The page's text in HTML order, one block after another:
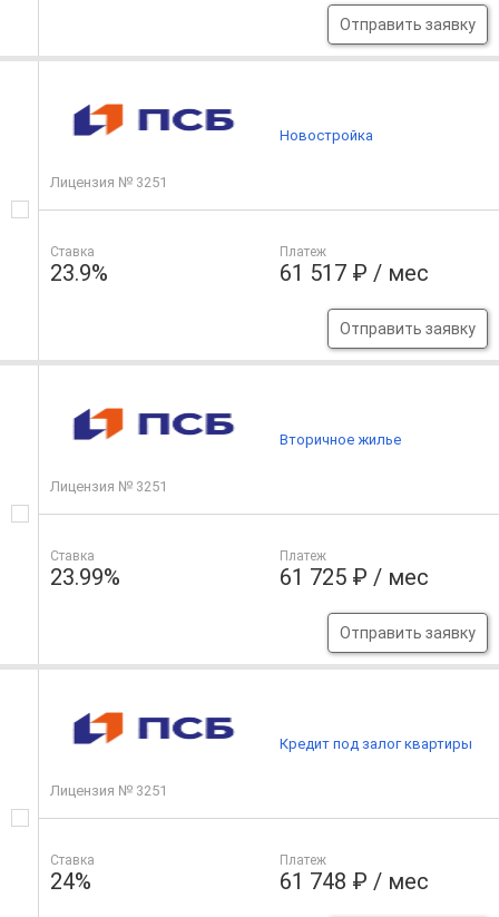
Отправить заявку
Лицензия № 3251
Ставка
23.9%
Платеж
61 517 ₽ / мес
Отправить заявку
Новостройка
Лицензия № 3251
Ставка
23.99%
Платеж
61 725 ₽ / мес
Отправить заявку
Вторичное жилье
Лицензия № 3251
Ставка
24%
Платеж
61 748 ₽ / мес
Кредит под залог квартиры